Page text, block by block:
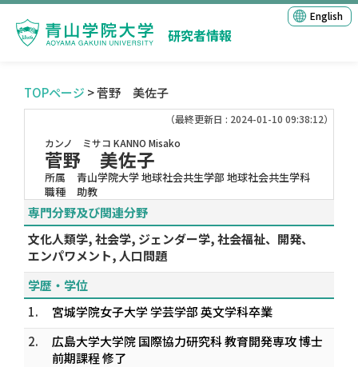
研究者情報
English
TOPページ > 菅野 美佐子
（最終更新日 : 2024-01-10 09:38:12）
カンノ ミサコ KANNO Misako
菅野 美佐子
所属
青山学院大学 地球社会共生学部 地球社会共生学科
職種
助教
専門分野及び関連分野
文化人類学, 社会学, ジェンダー学, 社会福祉、開発、
エンパワメント, 人口問題
学歴・学位
1.
宮城学院女子大学 学芸学部 英文学科卒業
2.
広島大学大学院 国際協力研究科 教育開発専攻 博士
前期課程 修了